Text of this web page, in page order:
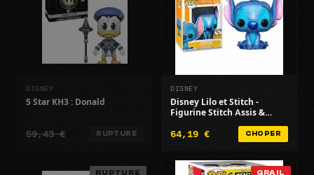
DISNEY
5 Star KH3 : Donald
59,43 € RUPTURE
DISNEY
Disney Lilo et Stitch -
Figurine Stitch Assis &
64,19 € CHOPER
RUPTURE GRAIL